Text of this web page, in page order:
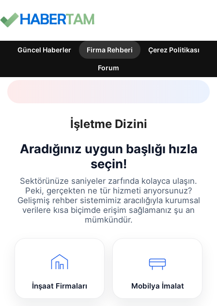
Güncel Haberler Firma Rehberi Çerez Politikası
Forum
İşletme Dizini
Aradığınız uygun başlığı hızla
seçin!
Sektörünüze saniyeler zarfında kolayca ulaşın.
Peki, gerçekten ne tür hizmeti arıyorsunuz?
Gelişmiş rehber sistemimiz aracılığıyla kurumsal
verilere kısa biçimde erişim sağlamanız şu an
mümkündür.
İnşaat Firmaları Mobilya İmalat